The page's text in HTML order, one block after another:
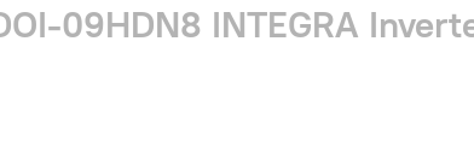
09HDN8 INTEGRA